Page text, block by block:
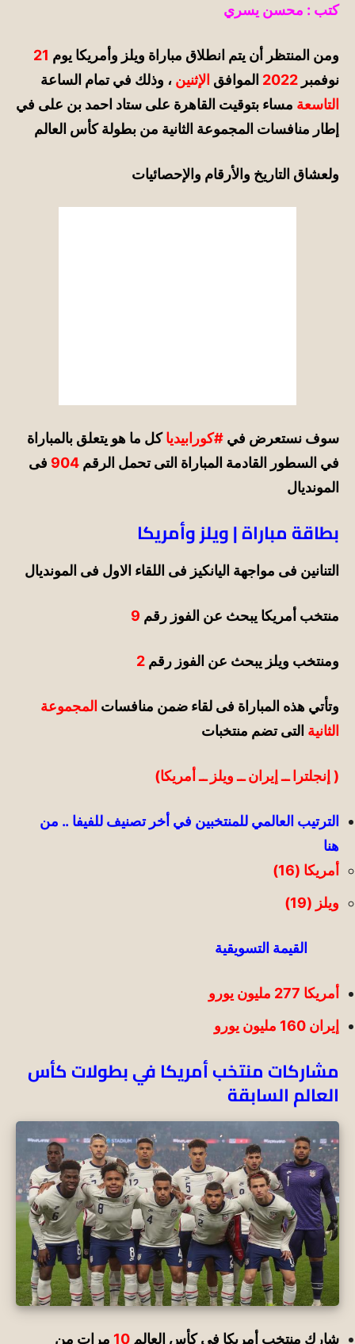
كتب : محسن يسري
ومن المنتظر أن يتم انطلاق مباراة ويلز وأمريكا يوم 21
نوفمبر 2022 الموافق الإثنين ، وذلك في تمام الساعة
التاسعة مساء بتوقيت القاهرة على ستاد احمد بن على في
إطار منافسات المجموعة الثانية من بطولة كأس العالم
ولعشاق التاريخ والأرقام والإحصائيات
سوف نستعرض في #كورابيدياكل ما هو يتعلق بالمباراة
في السطور القادمة المباراة التى تحمل الرقم 904 فى
المونديال
بطاقة مباراة | ويلز وأمريكا
التنانين فى مواجهة اليانكيز فى اللقاء الاول فى المونديال
منتخب أمريكا يبحث عن الفوز رقم 9
ومنتخب ويلز يبحث عن الفوز رقم 2
وتأتي هذه المباراة فى لقاء ضمن منافسات المجموعة
الثانية التى تضم منتخبات
( إنجلترا ــ إيران ــويلز ــ أمريكا)
الترتيب العالمي للمنتخبين في أخر تصنيف للفيفا .. من
هنا
أمريكا (16)
ويلز (19)
القيمة التسويقية
أمريكا 277 مليون يورو
إيران 160 مليون يورو
مشاركات منتخب أمريكا في بطولات كأس
العالم السابقة
شارك منتخب أمريكا في كأس العالم 10 مرات من